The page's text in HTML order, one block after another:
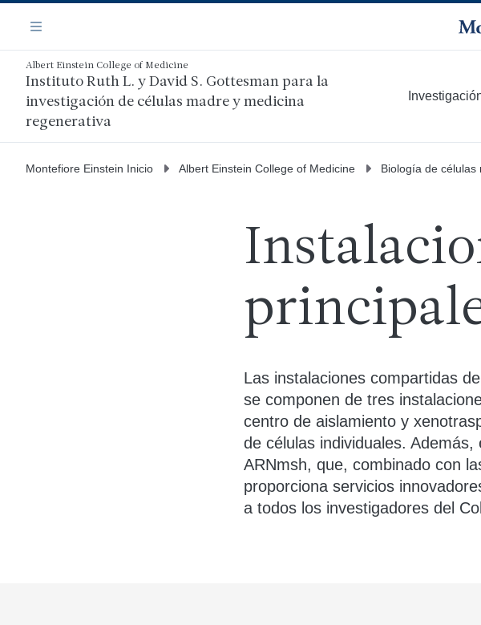
contenido
principal
Navegación
Menú
Albert Einstein College of Medicine
Instituto Ruth L. y David S. Gottesman para la
investigación de células madre y medicina
regenerativa
Montefiore Einstein Inicio Albert Einstein College of Medicine Biología de células
Las instalaciones compartidas
se componen de tres
centro de aislamiento y
de células individuales.
ARNmsh, que, combinado con
proporciona servicios
a todos los investigadores del